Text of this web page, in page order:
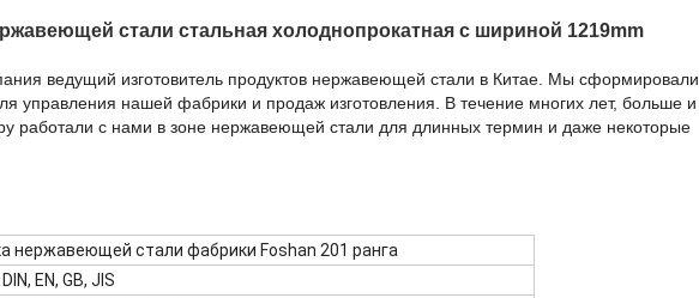
стали стальная холоднопрокатная с шириной 1219mm
ведущий изготовитель продуктов нержавеющей стали в Китае. Мы сформировали
управления нашей фабрики и продаж изготовления. В течение многих лет, больше и
работали с нами в зоне нержавеющей стали для длинных термин и даже некоторые
нержавеющей стали фабрики Foshan 201 ранга
EN, GB, JIS